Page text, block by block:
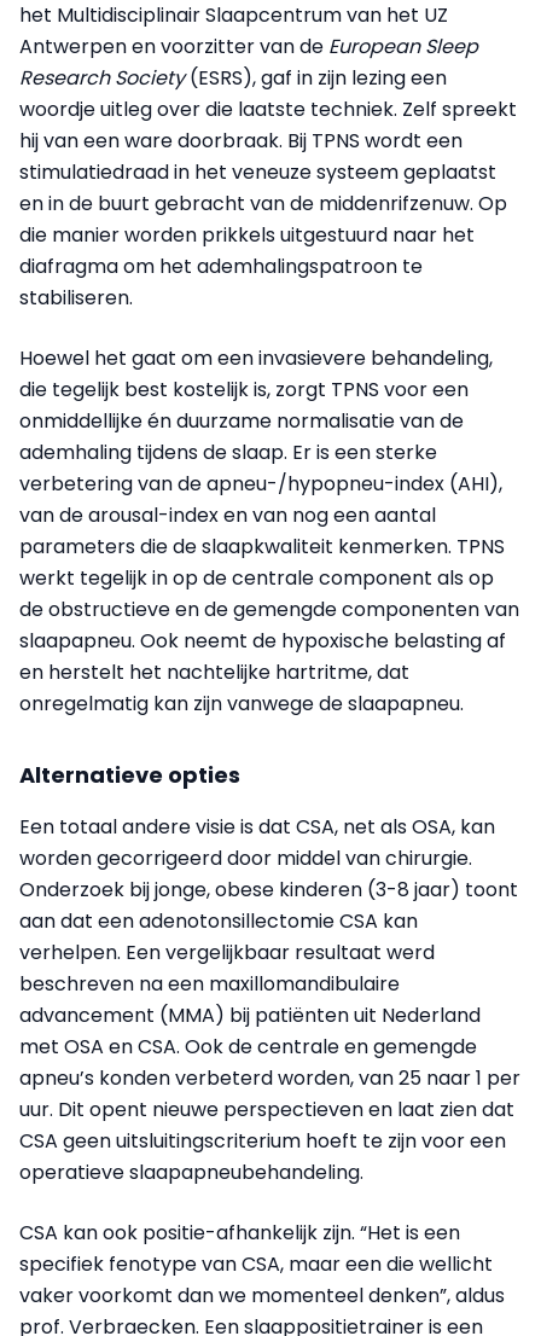
het Multidisciplinair Slaapcentrum van het UZ
Antwerpen en voorzitter van de European Sleep
Research Society(ESRS), gaf in zijn lezing een
woordje uitleg over die laatste techniek. Zelf spreekt
hij van een ware doorbraak. Bij TPNS wordt een
stimulatiedraad in het veneuze systeem geplaatst
en in de buurt gebracht van de middenrifzenuw. Op
die manier worden prikkels uitgestuurd naar het
diafragma om het ademhalingspatroon te
stabiliseren.
Hoewel het gaat om een invasievere behandeling,
die tegelijk best kostelijk is, zorgt TPNS voor een
onmiddellijke én duurzame normalisatie van de
ademhaling tijdens de slaap. Er is een sterke
verbetering van de apneu-/hypopneu-index (AHI),
van de arousal-index en van nog een aantal
parameters die de slaapkwaliteit kenmerken. TPNS
werkt tegelijk in op de centrale component als op
de obstructieve en de gemengde componenten van
slaapapneu. Ook neemt de hypoxische belasting af
en herstelt het nachtelijke hartritme, dat
onregelmatig kan zijn vanwege de slaapapneu.
Alternatieve opties
Een totaal andere visie is dat CSA, net als OSA, kan
worden gecorrigeerd door middel van chirurgie.
Onderzoek bij jonge, obese kinderen (3-8 jaar) toont
aan dat een adenotonsillectomie CSA kan
verhelpen. Een vergelijkbaar resultaat werd
beschreven na een maxillomandibulaire
advancement (MMA) bij patiënten uit Nederland
met OSA en CSA. Ook de centrale en gemengde
apneu’s konden verbeterd worden, van 25 naar 1 per
uur. Dit opent nieuwe perspectieven en laat zien dat
CSA geen uitsluitingscriterium hoeft te zijn voor een
operatieve slaapapneubehandeling.
CSA kan ook positie-afhankelijk zijn. “Het is een
specifiek fenotype van CSA, maar een die wellicht
vaker voorkomt dan we momenteel denken”, aldus
prof. Verbraecken. Een slaappositietrainer is een